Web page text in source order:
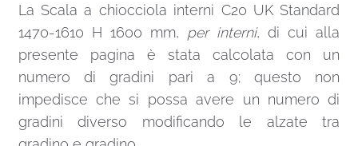
La Scala a chiocciola interni C20 UK Standard
1470-1610 H 1600 mm, per interni, di cui alla
presente pagina è stata calcolata con un
numero di gradini pari a 9; questo non
impedisce che si possa avere un numero di
gradini diverso modificando le alzate tra